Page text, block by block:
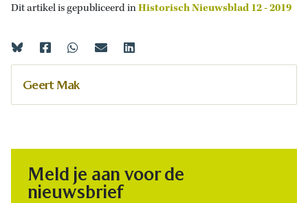
Dit artikel is gepubliceerd inHistorisch Nieuwsblad 12 - 2019
Geert Mak
Meld je aan voor de
nieuwsbrief